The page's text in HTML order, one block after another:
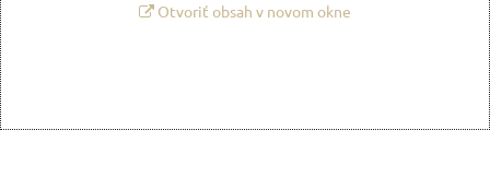
Otvoriť obsah v novom okne